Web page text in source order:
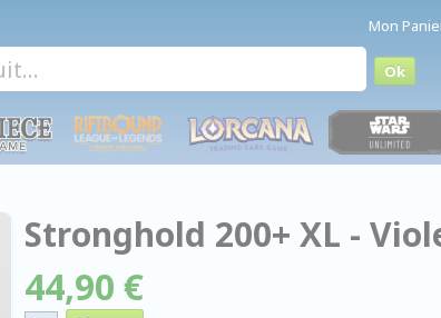
Mon
Stronghold 200+ XL -
44,90 €